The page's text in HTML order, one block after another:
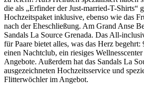
die als „Erfinder der Just-married-T-Shirts“
Hochzeitspaket inklusive, ebenso wie das
nach der Eheschließung. Am Grand Anse
Sandals La Source Grenada. Das All-
für Paare bietet alles, was das Herz begehrt:
einen Nachtclub, ein riesiges
Angebote. Außerdem hat das Sandals La
ausgezeichneten Hochzeitsservice und
Flitterwöchler im Angebot.